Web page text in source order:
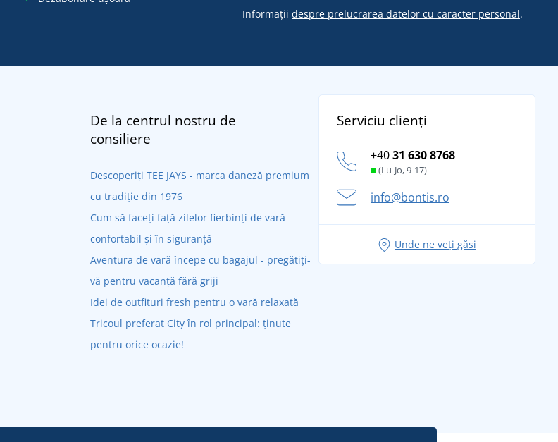
Informații despre prelucrarea datelor cu caracter personal.
De la centrul nostru de
consiliere
Descoperiți TEE JAYS - marca daneză premium
cu tradiție din 1976
Cum să faceți față zilelor fierbinți de vară
confortabil și în siguranță
Aventura de vară începe cu bagajul - pregătiți-
vă pentru vacanță fără griji
Idei de outfituri fresh pentru o vară relaxată
Tricoul preferat City în rol principal: ținute
pentru orice ocazie!
Serviciu clienți
+4031 630 8768
(Lu-Jo, 9-17)
info@bontis.ro
Unde ne veți găsi